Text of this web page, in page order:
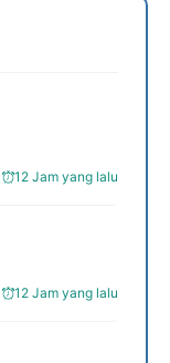
12 Jam yang lalu
12 Jam yang lalu